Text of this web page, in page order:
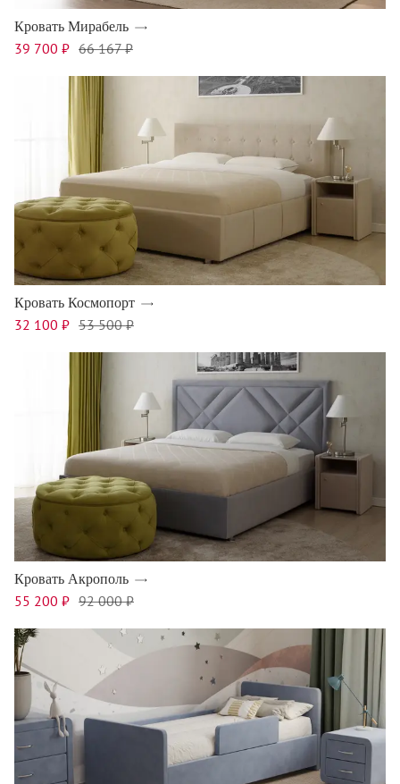
Кровать Мирабель
39 700 ₽ 66 167 ₽
Кровать Космопорт
32 100 ₽ 53 500 ₽
Кровать Акрополь
55 200 ₽ 92 000 ₽